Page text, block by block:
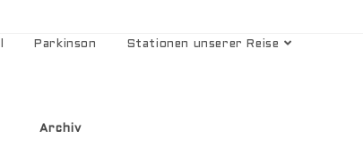
Parkinson Stationen unserer Reise
Archiv